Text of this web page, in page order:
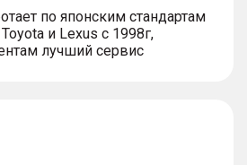
по японским стандартам
и Lexus с 1998г,
лучший сервис